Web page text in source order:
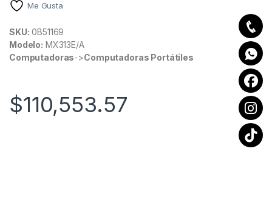
Me Gusta
SKU: 0B51169
Modelo: MX313E/A
Computadoras->Computadoras Portátiles
$110,553.57